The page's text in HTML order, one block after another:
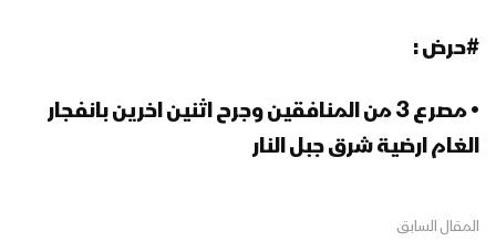
#حرض :
• مصرع 3 من المنافقين وجرح اثنين اخرين بانفجار
الغام ارضية شرق جبل النار
المقال السابق